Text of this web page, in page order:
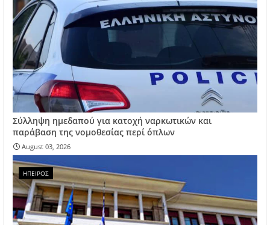
Σύλληψη ημεδαπού για κατοχή ναρκωτικών και
παράβαση της νομοθεσίας περί όπλων
August 03, 2026
ΗΠΕΙΡΟΣ